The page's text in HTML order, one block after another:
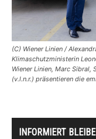
(C) Wiener Linien /
Klimaschutzministerin
Wiener Linien, Marc Sibral,
(v.l.n.r.) präsentieren die
INFORMIERT